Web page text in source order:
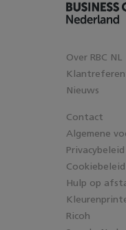
Over RBC NL
Nieuws
Contact
Algemene
Privacybeleid
Cookiebeleid
Hulp op
Ricoh